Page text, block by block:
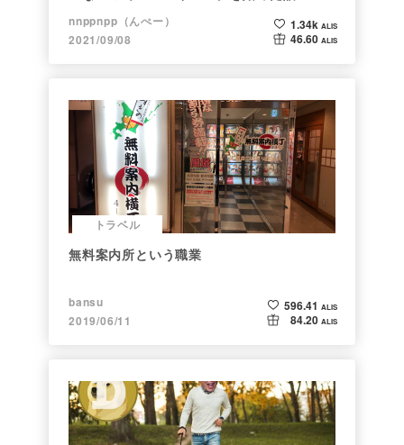
nnppnpp（んぺー）
2021/09/08
1.34k ALIS
46.60 ALIS
トラベル
無料案内所という職業
bansu
2019/06/11
596.41 ALIS
84.20 ALIS